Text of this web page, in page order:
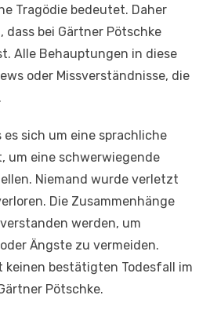
Tragödie bedeutet. Daher
dass bei Gärtner Pötschke
Alle Behauptungen in diese
oder Missverständnisse, die
es sich um eine sprachliche
um eine schwerwiegende
Niemand wurde verletzt
Die Zusammenhänge
werden, um
Ängste zu vermeiden.
keinen bestätigten Todesfall im
Pötschke.